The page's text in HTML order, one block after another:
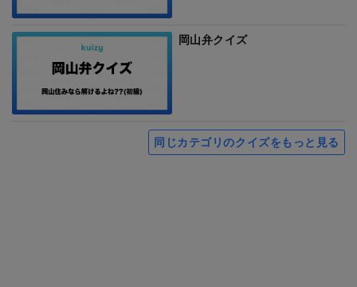
岡山弁クイズ
同じカテゴリのクイズをもっと見る